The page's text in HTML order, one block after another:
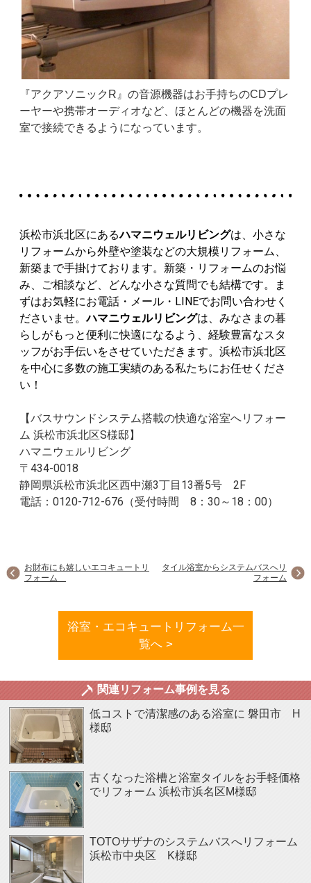
『アクアソニックR』の音源機器はお手持ちのCDプレ
ーヤーや携帯オーディオなど、ほとんどの機器を洗面
室で接続できるようになっています。
浜松市浜北区にあるハマニウェルリビングは、 小さな
リフォームから外壁や塗装などの大規模リフォーム、
新築まで手掛けております。 新築・リフォームのお悩
み、
ご相談など、どんな小さな質問でも結構です。
ま
ずはお気軽にお電話・メール・LINEでお問い合わせく
ださいませ。ハマニウェルリビングは、みなさまの暮
らしがもっと便利に快適になるよう、経験豊富なスタ
ッフがお手伝いをさせていただきます。 浜松市浜北区
を中心に多数の施工実績のある私たちにお任せくださ
い！
【バスサウンドシステム搭載の快適な浴室へリフォー
ム 浜松市浜北区S様邸】
ハマニウェルリビング
〒434-0018
静岡県浜松市浜北区西中瀬3丁目13番5号 2F
電話：0120-712-676（受付時間 8：30～18：00）
お財布にも嬉しいエコキュートリ
フォーム
タイル浴室からシステムバスへリ
フォーム
浴室・エコキュートリフォーム一
覧へ >
関連リフォーム事例を見る
低コストで清潔感のある浴室に 磐田市 H
様邸
古くなった浴槽と浴室タイルをお手軽価格
でリフォーム 浜松市浜名区M様邸
TOTOサザナのシステムバスへリフォーム
浜松市中央区 K様邸